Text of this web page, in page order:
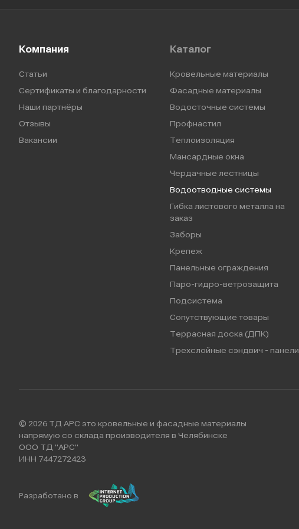
Компания
Статьи
Сертификаты и благодарности
Наши партнёры
Отзывы
Вакансии
Каталог
Кровельные материалы
Фасадные материалы
Водосточные системы
Профнастил
Теплоизоляция
Мансардные окна
Чердачные лестницы
Водоотводные системы
Гибка листового металла на
заказ
Заборы
Крепеж
Панельные ограждения
Паро-гидро-ветрозащита
Подсистема
Сопутствующие товары
Террасная доска (ДПК)
Трехслойные сэндвич - панели
© 2026 ТД АРС это кровельные и фасадные материалы
напрямую со склада производителя в Челябинске
ООО ТД "АРС"
ИНН 7447272423
Разработано в